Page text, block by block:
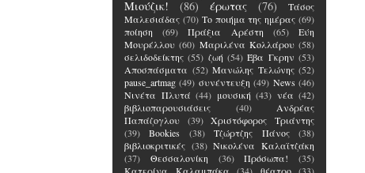
Μιούζικ!
(86) έρωτας (76)
Τάσος
Μαλεσιάδας (70) Το ποιήμα της ημέρας (69)
ποίηση
(69) Πράξια Αρέστη (65)
Εύη
Μουρέλλου (60) Μαριλένα Κολλάρου (58)
σελιδοδείκτης (55) ζωή (54) Έβα Γκρην (53)
Αποσπάσματα (52) Μανώλης Τελώνης (52)
pause_artmag (49) συνέντευξη (49) News (46)
Νινέτα Πλυτά (44) μουσική (43) νέα (42)
βιβλιοπαρουσιάσεις
(40)
Ανδρέας
Παπάζογλου
(39)
Χριστόφορος Τριάντης
(39)
Bookies (38) Τζώρτζης Πάνος
(38)
βιβλιοκριτικές (38) Νικολένα Καλαϊτζάκη
(37)
Θεσσαλονίκη (36) Πρόσωπα!
(35)